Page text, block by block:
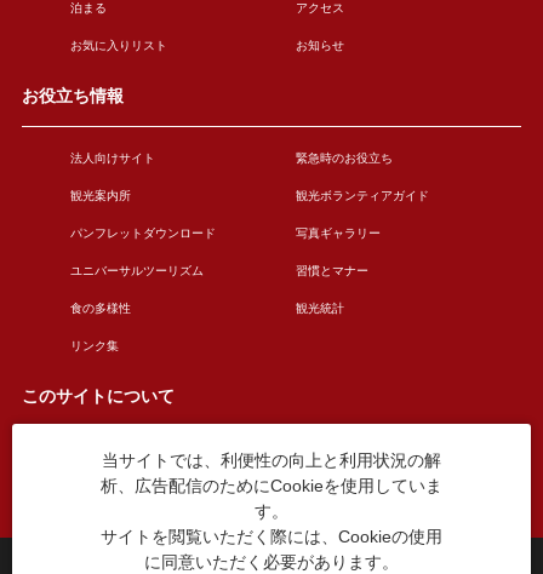
泊まる アクセス
お気に入りリスト お知らせ
お役立ち情報
法人向けサイト 緊急時のお役立ち
観光案内所 観光ボランティアガイド
パンフレットダウンロード 写真ギャラリー
ユニバーサルツーリズム 習慣とマナー
食の多様性 観光統計
リンク集
このサイトについて
このサイトについて 広告掲載について
お問い合わせ
台東区役所観光課
当サイトでは、利便性の向上と利用状況の解
析、広告配信のためにCookieを使用していま
す。
サイトを閲覧いただく際には、Cookieの使用
に同意いただく必要があります。